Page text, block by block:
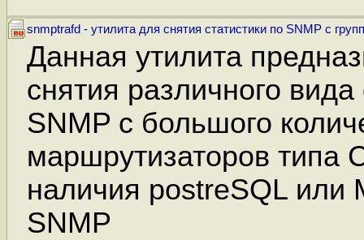
snmptrafd - утилита для снятия статистики по SNMP с
Данная утилита
снятия различного вида
SNMP с большого
маршрутизаторов типа
наличия postreSQL или
SNMP